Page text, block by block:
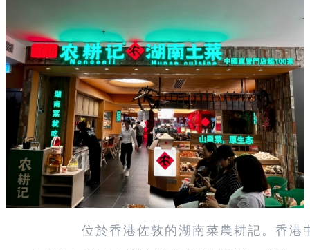
位於香港佐敦的湖南菜農耕記。 香港